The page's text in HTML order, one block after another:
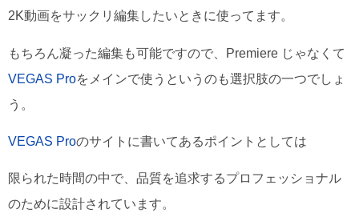
2K動画をサックリ編集したいときに使ってます。
もちろん凝った編集も可能ですので、Premiere じゃなくて
VEGAS Proをメインで使うというのも選択肢の一つでしょ
う。
VEGAS Proのサイトに書いてあるポイントとしては
限られた時間の中で、品質を追求するプロフェッショナル
のために設計されています。